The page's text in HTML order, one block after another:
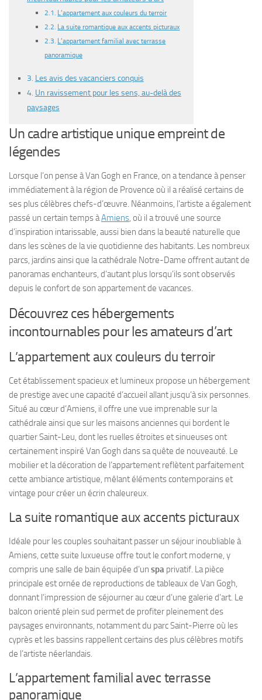
L’appartement aux couleurs du terroir
La suite romantique aux accents picturaux
L’appartement familial avec terrasse
panoramique
Les avis des vacanciers conquis
Un ravissement pour les sens, au-delà des
paysages
Un cadre artistique unique empreint de
légendes
Lorsque l’on pense à Van Gogh en France, on a tendance à penser
immédiatement à la région de Provence où il a réalisé certains de
ses plus célèbres chefs-d’œuvre. Néanmoins, l’artiste a également
passé un certain temps àAmiens, où il a trouvé une source
d’inspiration intarissable, aussi bien dans la beauté naturelle que
dans les scènes de la vie quotidienne des habitants. Les nombreux
parcs, jardins ainsi que la cathédrale Notre-Dame offrent autant de
panoramas enchanteurs, d’autant plus lorsqu’ils sont observés
depuis le confort de son appartement de vacances.
Découvrez ces hébergements
incontournables pour les amateurs d’art
L’appartement aux couleurs du terroir
Cet établissement spacieux et lumineux propose un hébergement
de prestige avec une capacité d’accueil allant jusqu’à six personnes.
Situé au cœur d’Amiens, il offre une vue imprenable sur la
cathédrale ainsi que sur les maisons anciennes qui bordent le
quartier Saint-Leu, dont les ruelles étroites et sinueuses ont
certainement inspiré Van Gogh dans sa quête de nouveauté. Le
mobilier et la décoration de l’appartement reflètent parfaitement
cette ambiance artistique, mêlant éléments contemporains et
vintage pour créer un écrin chaleureux.
La suite romantique aux accents picturaux
Idéale pour les couples souhaitant passer un séjour inoubliable à
Amiens, cette suite luxueuse offre tout le confort moderne, y
compris une salle de bain équipée d’un spa privatif. La pièce
principale est ornée de reproductions de tableaux de Van Gogh,
donnant l’impression de séjourner au cœur d’une galerie d’art. Le
balcon orienté plein sud permet de profiter pleinement des
paysages environnants, notamment du parc Saint-Pierre où les
cyprès et les bassins rappellent certains des plus célèbres motifs
de l’artiste néerlandais.
L’appartement familial avec terrasse
panoramique